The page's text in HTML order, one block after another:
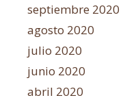
septiembre 2020
agosto 2020
julio 2020
junio 2020
abril 2020